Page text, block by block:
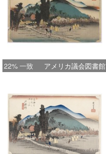
22% 一致 アメリカ議会図書館